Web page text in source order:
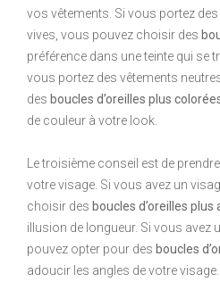
vos vêtements. Si vous portez
vives, vous pouvez choisir des
préférence dans une teinte qui se
vous portez des vêtements
des boucles d’oreilles plus
de couleur à votre look.
Le troisième conseil est de
votre visage. Si vous avez un
choisir des boucles d’oreilles plus
illusion de longueur. Si vous avez
pouvez opter pour des boucles
adoucir les angles de votre visage.